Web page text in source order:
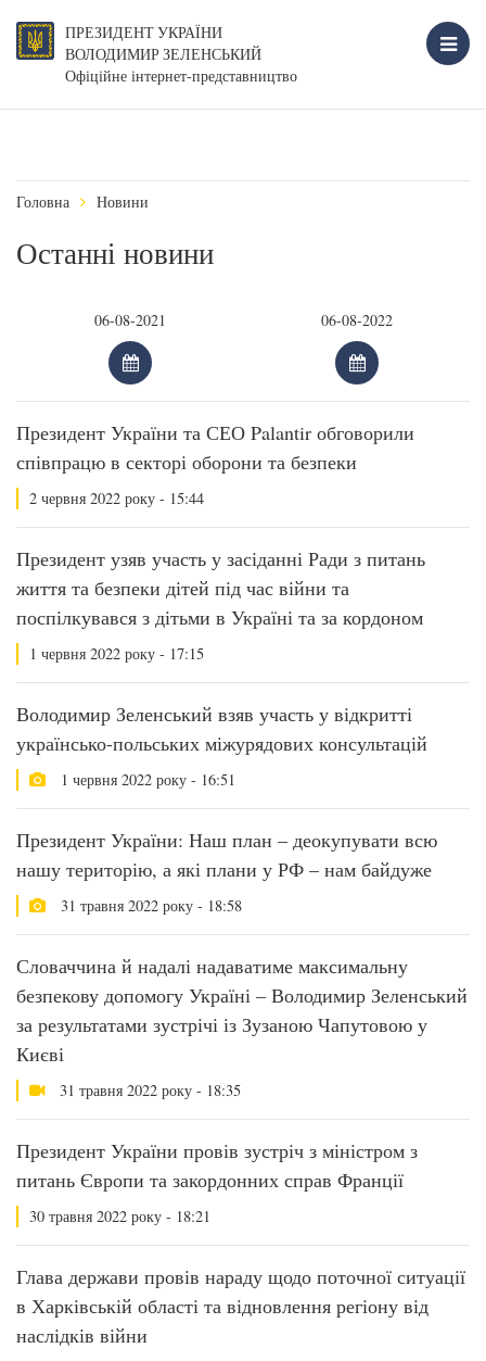
ПРЕЗИДЕНТ УКРАЇНИ
ВОЛОДИМИР ЗЕЛЕНСЬКИЙ
Офіційне інтернет-представництво
Головна Новини
Останні новини
Президент України та СЕО Palantir обговорили
співпрацю в секторі оборони та безпеки
2 червня 2022 року - 15:44
Президент узяв участь у засіданні Ради з питань
життя та безпеки дітей під час війни та
поспілкувався з дітьми в Україні та за кордоном
1 червня 2022 року - 17:15
Володимир Зеленський взяв участь у відкритті
українсько-польських міжурядових консультацій
1 червня 2022 року - 16:51
Президент України: Наш план – деокупувати всю
нашу територію, а які плани у РФ – нам байдуже
31 травня 2022 року - 18:58
Словаччина й надалі надаватиме максимальну
безпекову допомогу Україні – Володимир Зеленський
за результатами зустрічі із Зузаною Чапутовою у
Києві
31 травня 2022 року - 18:35
Президент України провів зустріч з міністром з
питань Європи та закордонних справ Франції
30 травня 2022 року - 18:21
Глава держави провів нараду щодо поточної ситуації
в Харківській області та відновлення регіону від
наслідків війни